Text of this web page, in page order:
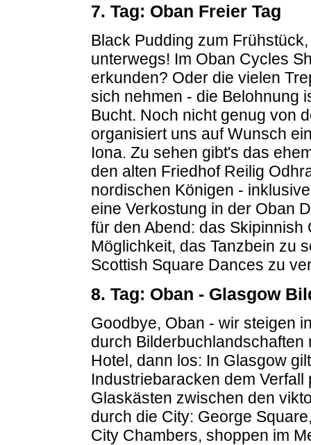
7. Tag: Oban Freier Tag
Black Pudding zum
unterwegs! Im Oban Cycles
erkunden? Oder die vielen
sich nehmen - die Belohnung
Bucht. Noch nicht genug von
organisiert uns auf Wunsch
Iona. Zu sehen gibt's das
den alten Friedhof Reilig
nordischen Königen -
eine Verkostung in der Oban
für den Abend: das
Möglichkeit, das Tanzbein zu
Scottish Square Dances zu
8. Tag: Oban - Glasgow
Goodbye, Oban - wir steigen
durch Bilderbuchlandschaften
Hotel, dann los: In Glasgow
Industriebaracken dem
Glaskästen zwischen den
durch die City: George
City Chambers, shoppen im